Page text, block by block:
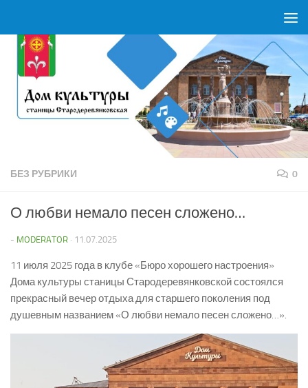
БЕЗ РУБРИКИ 0
О любви немало песен сложено…
- MODERATOR · 11.07.2025
11 июля 2025 года в клубе «Бюро хорошего настроения»
Дома культуры станицы Стародеревянковской состоялся
прекрасный вечер отдыха для старшего поколения под
душевным названием «О любви немало песен сложено…».